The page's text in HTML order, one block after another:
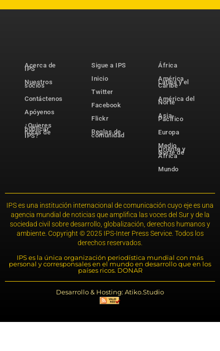
Acerca de
IPS
Nuestros
socios
Contáctenos
Apóyenos
¿Quieres
publicar
notas de
IPS?
Sigue a IPS
Inicio
Twitter
Facebook
Flickr
Reglas de
comunidad
África
América
Latina y el
Caribe
América del
Norte
Asia-
Pacífico
Europa
Medio
Oriente y
Norte de
África
Mundo
IPS es una institución internacional de comunicación cuyo eje es una
agencia mundial de noticias que amplifica las voces del Sur y de la
sociedad civil sobre desarrollo, globalización, derechos humanos y
ambiente. Copyright © 2025 IPS-Inter Press Service. Todos los
derechos reservados.
IPS es la única organización periodística mundial con más
personal y corresponsales en el mundo en desarrollo que en los
países ricos. DONAR
Desarrollo & Hosting: Atiko.Studio